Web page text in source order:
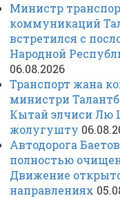
Министр
коммуникаций
встретился с
Народной
06.08.2026
Транспорт жана
министри
Кытай элчиси Лю
жолугушту
Автодорога
полностью
Движение
направлениях